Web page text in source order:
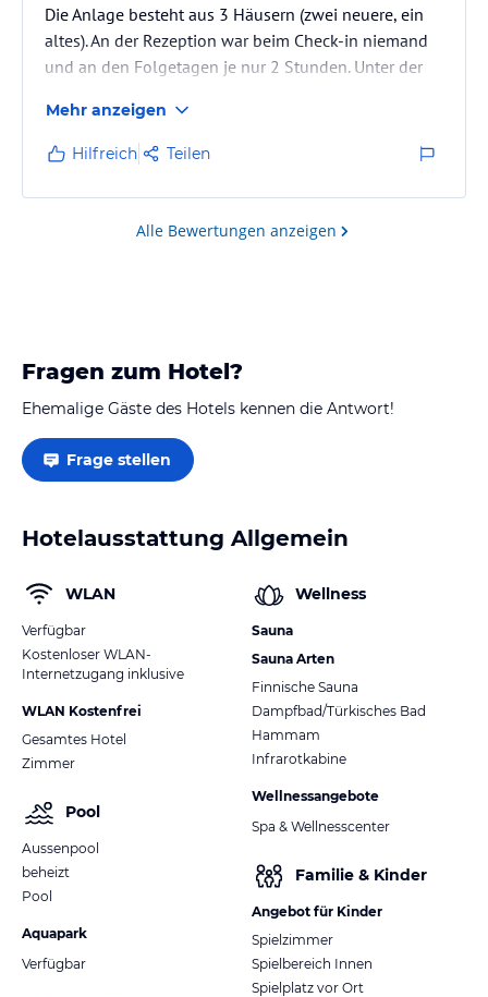
Die Anlage besteht aus 3 Häusern (zwei neuere, ein
altes). An der Rezeption war beim Check-in niemand
und an den Folgetagen je nur 2 Stunden. Unter der
erreichbar; keine WhatsApp-Antwort bei Fragen
erhalten. Scheinbar ein Mitarbeiterproblem? Unser
Haus war abgewohnt, das Appartement auch. Keine
TG, wie beschrieben; nur Außenplätze
Mehr anzeigen
Hilfreich Teilen
Alle Bewertungen anzeigen
Fragen zum Hotel?
Ehemalige Gäste des Hotels kennen die Antwort!
Frage stellen
Hotelausstattung Allgemein
WLAN
Verfügbar
Kostenloser WLAN-
Internetzugang inklusive
WLAN Kostenfrei
Gesamtes Hotel
Zimmer
Pool
Aussenpool
beheizt
Pool
Aquapark
Verfügbar
Wellness
Sauna
Sauna Arten
Finnische Sauna
Dampfbad/Türkisches Bad
Hammam
Infrarotkabine
Wellnessangebote
Spa & Wellnesscenter
Familie & Kinder
Angebot für Kinder
Spielzimmer
Spielbereich Innen
Spielplatz vor Ort